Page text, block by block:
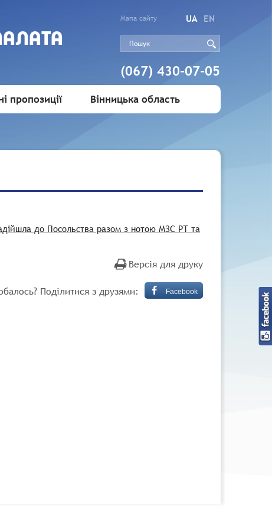
Мапа сайту UA EN
(067) 430-07-05
пропозиції Вінницька область
до Посольства разом з нотою МЗС РТ та
Версія для друку
Поділитися з друзями: Facebook